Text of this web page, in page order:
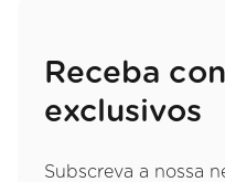
Receba
exclusivos
Subscreva a nossa